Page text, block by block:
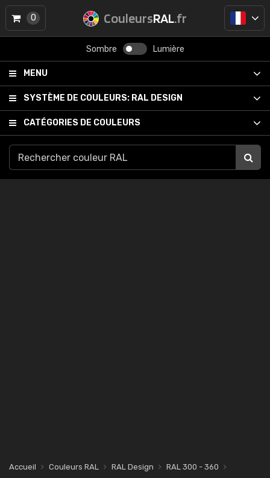
CouleursRAL.fr
Sombre Lumière
MENU
SYSTÈME DE COULEURS: RAL DESIGN
CATÉGORIES DE COULEURS
0
Accueil Couleurs RAL RAL Design
RAL 300 - 360